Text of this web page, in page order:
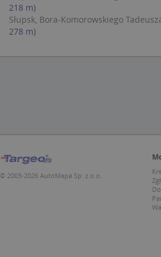
218 m)
Słupsk, Bora-Komorowskiego
278 m)
© 2003-2026 AutoMapa Sp. z o.o.